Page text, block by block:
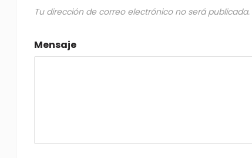
Tu dirección de correo electrónico no será publicada.
Mensaje